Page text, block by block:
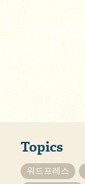
Topics
워드프레스